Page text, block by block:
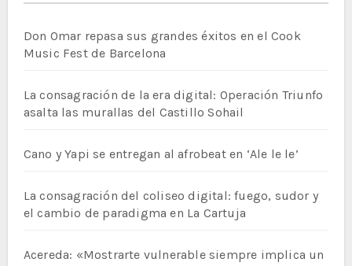
Don Omar repasa sus grandes éxitos en el Cook
Music Fest de Barcelona
La consagración de la era digital: Operación Triunfo
asalta las murallas del Castillo Sohail
Cano y Yapi se entregan al afrobeat en ‘Ale le le’
La consagración del coliseo digital: fuego, sudor y
el cambio de paradigma en La Cartuja
Acereda: «Mostrarte vulnerable siempre implica un